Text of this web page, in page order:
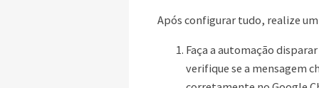
Após configurar tudo, realize
Faça a automação
verifique se a mensagem